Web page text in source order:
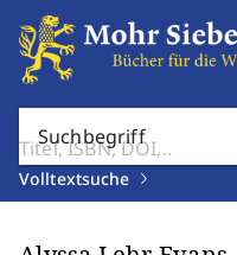
Suchbegriff
Volltextsuche